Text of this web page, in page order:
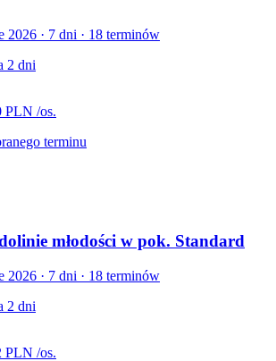
2026 · 7 dni · 18 terminów
2 dni
PLN /os.
terminu
młodości w pok. Standard
2026 · 7 dni · 18 terminów
2 dni
PLN /os.